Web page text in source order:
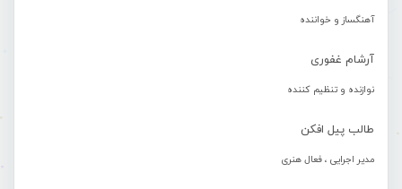
آهنگساز و خواننده
آرشام غفوری
نوازنده و تنظیم کننده
طالب پیل افکن
مدیر اجرایی ، فعال هنری